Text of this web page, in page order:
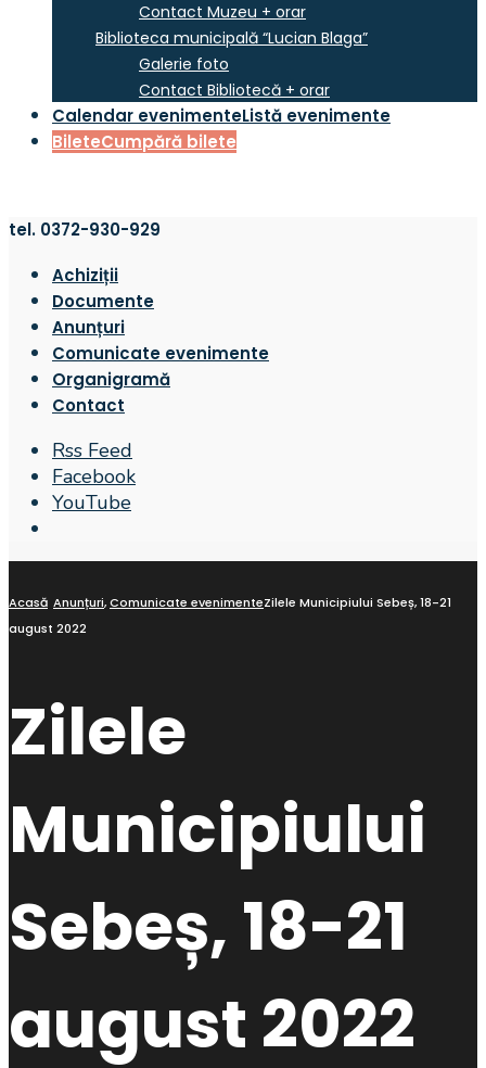
Contact Muzeu + orar
Biblioteca municipală “Lucian Blaga”
Galerie foto
Contact Bibliotecă + orar
Calendar evenimenteListă evenimente
BileteCumpără bilete
tel. 0372-930-929
Achiziții
Documente
Anunțuri
Comunicate evenimente
Organigramă
Contact
Rss Feed
Facebook
YouTube
Search
Acasă Anunțuri,Comunicate evenimenteZilele Municipiului Sebeș, 18-21
august 2022
Zilele
Municipiului
Sebeș, 18-21
august 2022